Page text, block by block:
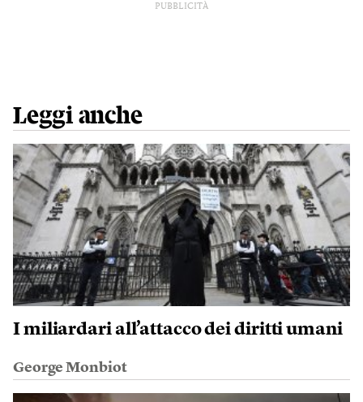
PUBBLICITÀ
Leggi anche
I miliardari all’attacco dei diritti umani
George Monbiot